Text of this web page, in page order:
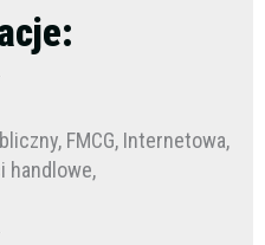
FMCG, Internetowa,
handlowe,